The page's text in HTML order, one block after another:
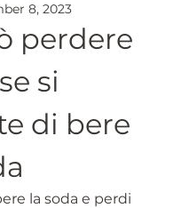
8, 2023
perdere
si
di bere
la soda e perdi